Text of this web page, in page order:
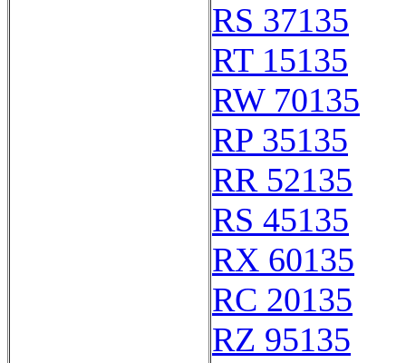
RS 37135
RT 15135
RW 70135
RP 35135
RR 52135
RS 45135
RX 60135
RC 20135
RZ 95135